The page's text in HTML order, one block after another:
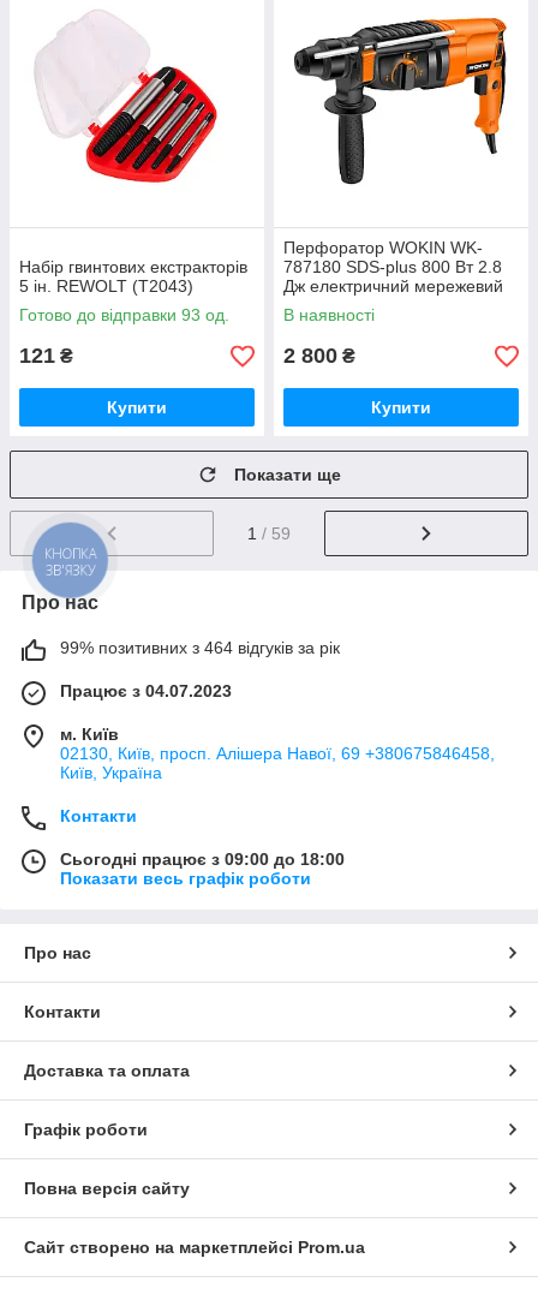
Набір гвинтових екстракторів
5 ін. REWOLT (T2043)
Готово до відправки 93 од.
121 ₴
Купити
Перфоратор WOKIN WK-
787180 SDS-plus 800 Вт 2.8
Дж електричний мережевий
В наявності
2 800 ₴
Купити
Показати ще
1 / 59
Про нас
99% позитивних з 464 відгуків за рік
Працює з 04.07.2023
м. Київ
02130, Київ, просп. Алішера Навої, 69 +380675846458,
Київ, Україна
Контакти
Сьогодні працює з 09:00 до 18:00
Показати весь графік роботи
Про нас
Контакти
Доставка та оплата
Графік роботи
Повна версія сайту
Сайт створено на маркетплейсі Prom.ua
КНОПКА
ЗВ'ЯЗКУ